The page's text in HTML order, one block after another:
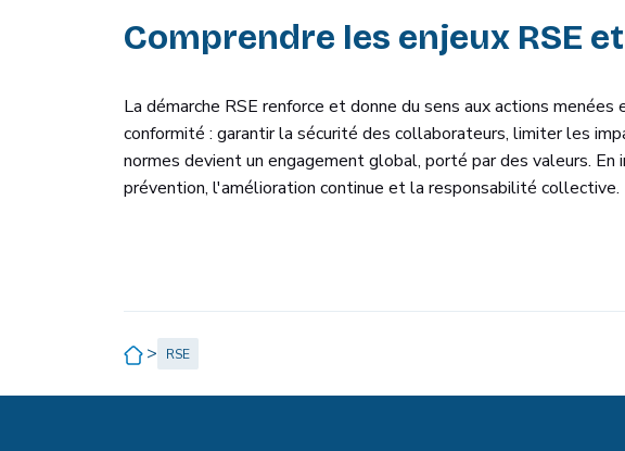
Comprendre les enjeux RSE
La démarche RSE renforce et donne du sens aux actions
conformité : garantir la sécurité des collaborateurs, limiter les
normes devient un engagement global, porté par des valeurs.
prévention, l'amélioration continue et la responsabilité collective.
> RSE